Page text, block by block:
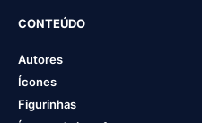
CONTEÚDO
Autores
Ícones
Figurinhas